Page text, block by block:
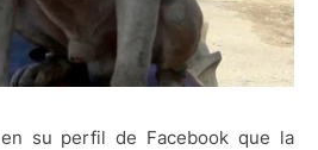
su perfil de Facebook que la